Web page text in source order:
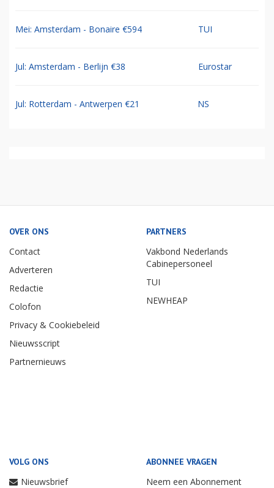
Mei: Amsterdam - Bonaire €594 TUI
Jul: Amsterdam - Berlijn €38 Eurostar
Jul: Rotterdam - Antwerpen €21 NS
OVER ONS
Contact
Adverteren
Redactie
Colofon
Privacy & Cookiebeleid
Nieuwsscript
Partnernieuws
PARTNERS
Vakbond Nederlands
Cabinepersoneel
TUI
NEWHEAP
VOLG ONS
Nieuwsbrief
ABONNEE VRAGEN
Neem een Abonnement